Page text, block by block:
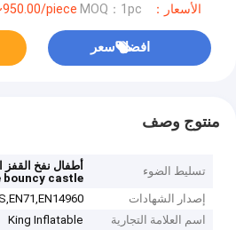
الأسعار：US$700.00~950.00/piece MOQ：1pc
افضل سعر
منتوج وصف
تسليط الضوء أطفال نفخ القفز
castle
إصدار الشهادات
اسم العلامة التجارية
King Inflatable